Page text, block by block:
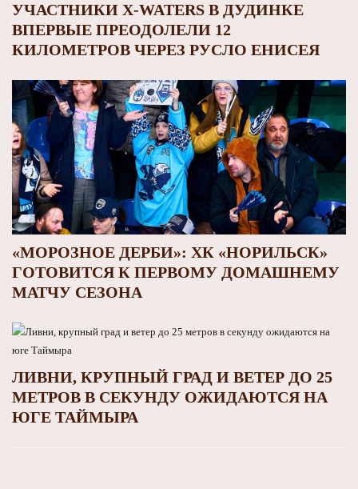
УЧАСТНИКИ X-WATERS В ДУДИНКЕ
ВПЕРВЫЕ ПРЕОДОЛЕЛИ 12
КИЛОМЕТРОВ ЧЕРЕЗ РУСЛО ЕНИСЕЯ
«МОРОЗНОЕ ДЕРБИ»: ХК «НОРИЛЬСК»
ГОТОВИТСЯ К ПЕРВОМУ ДОМАШНЕМУ
МАТЧУ СЕЗОНА
ЛИВНИ, КРУПНЫЙ ГРАД И ВЕТЕР ДО 25
МЕТРОВ В СЕКУНДУ ОЖИДАЮТСЯ НА
ЮГЕ ТАЙМЫРА